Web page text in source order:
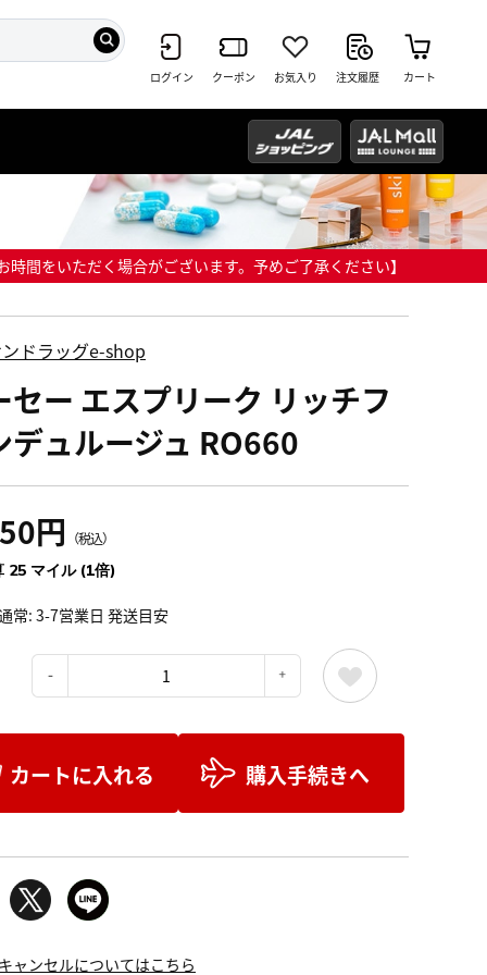
ログイン クーポン お気入り 注文履歴 カート
間をいただく場合がございます。予めご了承ください】
ドラッグe-shop
セー エスプリーク リッチフ
デュルージュ RO660
円 （税込）
25 マイル (1倍)
常: 3-7営業日 発送目安
カートに入れる 購入手続きへ
ャンセルについてはこちら